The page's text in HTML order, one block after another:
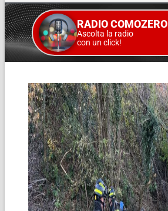
RADIO COMOZERO
Ascolta la radio
con un click!